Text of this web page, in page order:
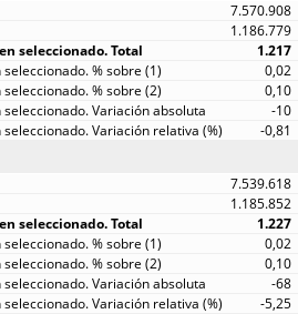
7.570.908
1.186.779
1.217
0,02
0,10
-10
-0,81
7.539.618
1.185.852
1.227
0,02
0,10
-68
-5,25